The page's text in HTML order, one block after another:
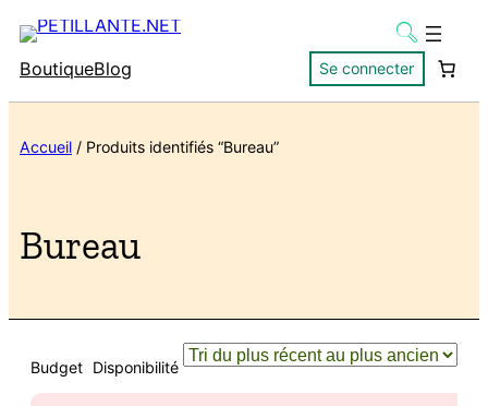
BoutiqueBlog Se connecter
Accueil / Produits identifiés “Bureau”
Bureau
Budget Disponibilité